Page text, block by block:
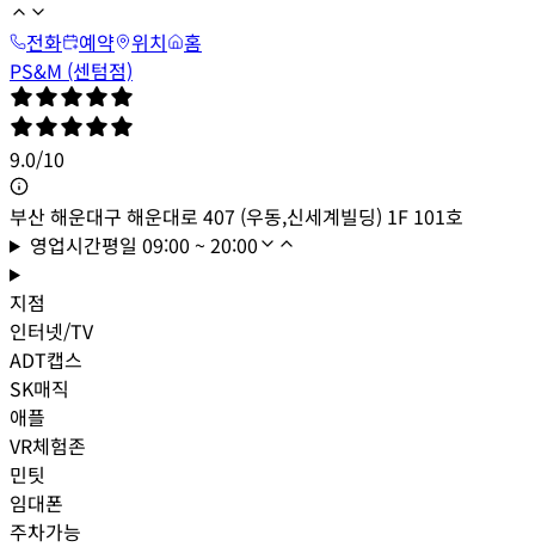
전화
예약 위치
홈
PS&M (센텀점)
9.0/10
부산 해운대구 해운대로 407 (우동,신세계빌딩) 1F 101호
영업시간평일 09:00 ~ 20:00
지점
인터넷/TV
ADT캡스
SK매직
애플
VR체험존
민팃
임대폰
주차가능